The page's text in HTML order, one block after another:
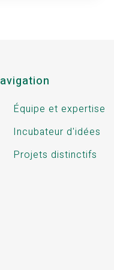
Équipe et expertise
Incubateur d'idées
Projets distinctifs